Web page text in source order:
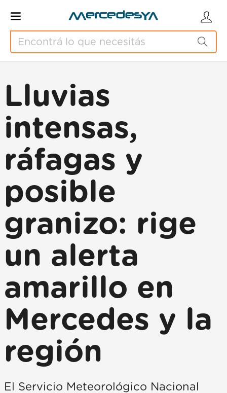
Lluvias
intensas,
ráfagas y
posible
granizo: rige
un alerta
amarillo en
Mercedes y la
región
El Servicio Meteorológico Nacional